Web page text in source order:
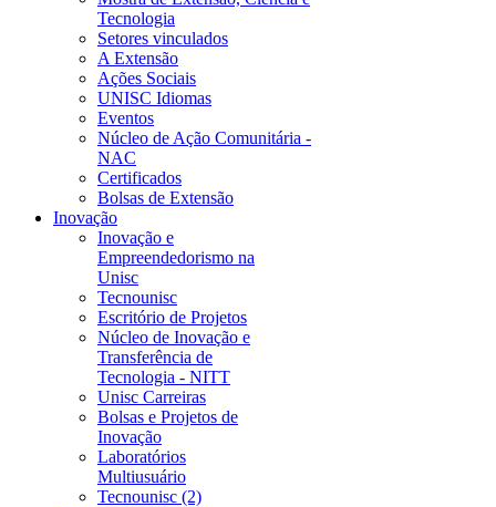
Tecnologia
Setores vinculados
A Extensão
Ações Sociais
UNISC Idiomas
Eventos
Núcleo de Ação Comunitária -
NAC
Certificados
Bolsas de Extensão
Inovação
Inovação e
Empreendedorismo na
Unisc
Tecnounisc
Escritório de Projetos
Núcleo de Inovação e
Transferência de
Tecnologia - NITT
Unisc Carreiras
Bolsas e Projetos de
Inovação
Laboratórios
Multiusuário
Tecnounisc (2)